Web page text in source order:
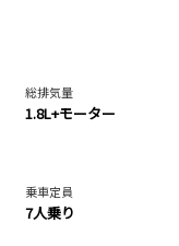
総排気量
1.8L+モーター
乗車定員
7人乗り